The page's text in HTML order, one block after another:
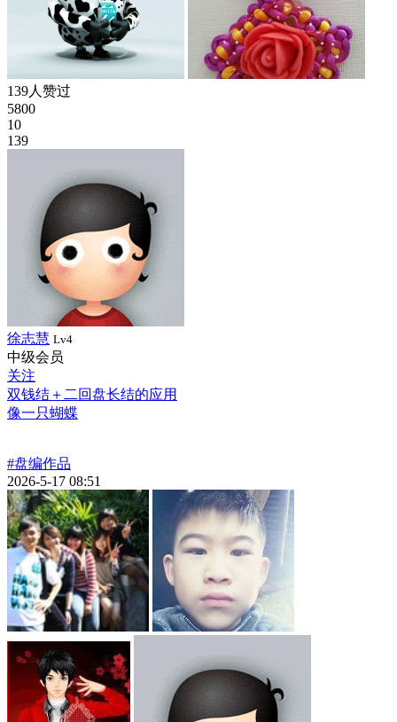
139人赞过
5800
10
139
徐志慧 Lv4
中级会员
关注
双钱结＋二回盘长结的应用
像一只蝴蝶
#盘编作品
2026-5-17 08:51